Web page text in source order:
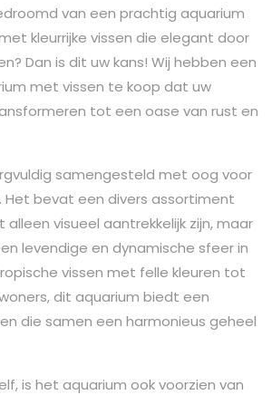
van een prachtig aquarium
kleurrijke vissen die elegant door
Dan is dit uw kans! Wij hebben een
met vissen te koop dat uw
tot een oase van rust en
samengesteld met oog voor
Het bevat een divers assortiment
alleen visueel aantrekkelijk zijn, maar
levendige en dynamische sfeer in
vissen met felle kleuren tot
dit aquarium biedt een
die samen een harmonieus geheel
is het aquarium ook voorzien van